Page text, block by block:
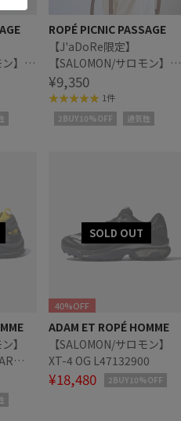
】
ROPÉ PICNIC PASSAGE
【J'aDoRe限定】
【SALOMON/サロモン】
TRAILBLAZER 10
¥9,350
1件
2BUY10%OFF 通気性
】
40%OFF
ADAM ET ROPÉ HOMME
【SALOMON/サロモン】
XT-4 OG L47132900
¥18,480 2BUY10%OFF